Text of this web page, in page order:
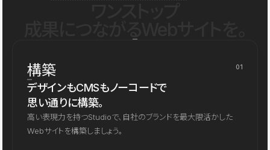
構築 01
デザインもCMSもノーコードで
思い通りに構築。
高い表現力を持つStudioで、自社のブランドを最大限活かした
Webサイトを構築しましょう。